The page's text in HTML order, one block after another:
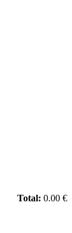
Total: 0.00 €